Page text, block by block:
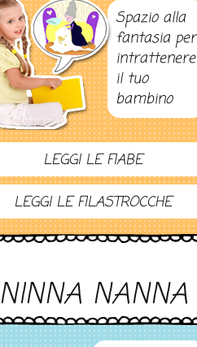
Spazio alla
fantasia per
intrattenere
il tuo
bambino
LEGGI LE FIABE
LEGGI LE FILASTROCCHE
NINNA NANNA